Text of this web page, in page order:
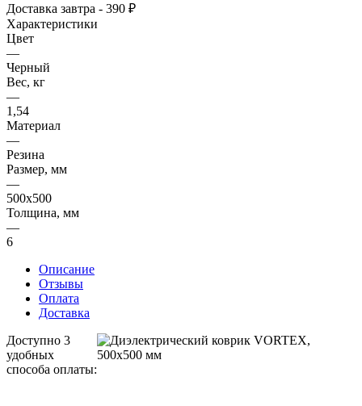
Доставка завтра - 390 ₽
Характеристики
Цвет
—
Черный
Вес, кг
—
1,54
Материал
—
Резина
Размер, мм
—
500x500
Толщина, мм
—
6
Описание
Отзывы
Оплата
Доставка
Доступно 3
удобных
способа оплаты: